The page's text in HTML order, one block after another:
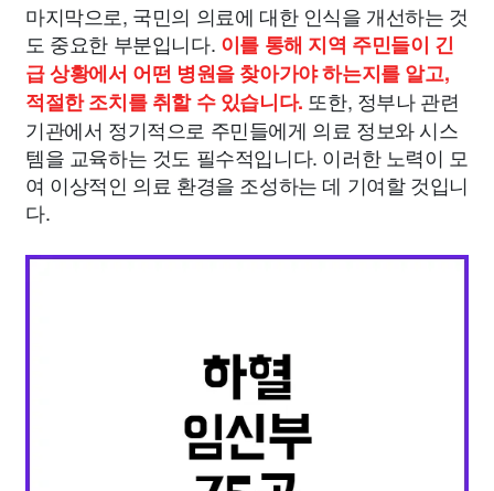
마지막으로, 국민의 의료에 대한 인식을 개선하는 것
도 중요한 부분입니다. 이를 통해 지역 주민들이 긴
급 상황에서 어떤 병원을 찾아가야 하는지를 알고,
적절한 조치를 취할 수 있습니다. 또한, 정부나 관련
기관에서 정기적으로 주민들에게 의료 정보와 시스
템을 교육하는 것도 필수적입니다. 이러한 노력이 모
여 이상적인 의료 환경을 조성하는 데 기여할 것입니
다.